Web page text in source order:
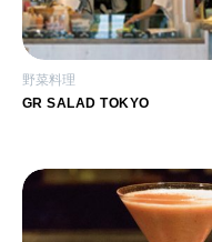
2025年12
野菜料理
GR SALAD TOKYO